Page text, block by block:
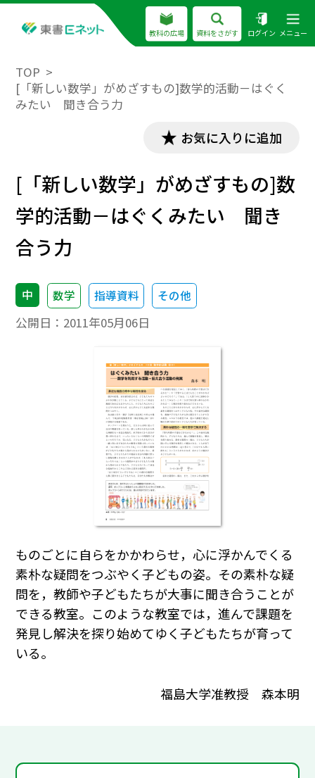
教科の広場 資料をさがす ログイン メニュー
TOP
[「新しい数学」がめざすもの]数学的活動－はぐく
みたい 聞き合う力
お気に入りに追加
[「新しい数学」がめざすもの]数
学的活動－はぐくみたい 聞き
合う力
中 数学 指導資料 その他
公開日： 2011年05月06日
ものごとに自らをかかわらせ，心に浮かんでくる
素朴な疑問をつぶやく子どもの姿。その素朴な疑
問を，教師や子どもたちが大事に聞き合うことが
できる教室。このような教室では，進んで課題を
発見し解決を探り始めてゆく子どもたちが育って
いる。
福島大学准教授 森本明